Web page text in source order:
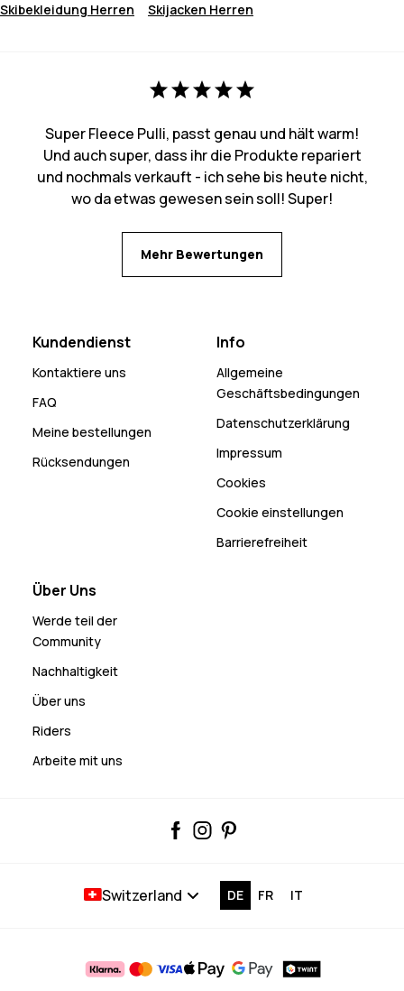
Skibekleidung Herren Skijacken Herren
Super Fleece Pulli, passt genau und hält warm!
Und auch super, dass ihr die Produkte repariert
und nochmals verkauft - ich sehe bis heute nicht,
wo da etwas gewesen sein soll! Super!
Mehr Bewertungen
Kundendienst
Kontaktiere uns
FAQ
Meine bestellungen
Rücksendungen
Info
Allgemeine
Geschäftsbedingungen
Datenschutzerklärung
Impressum
Cookies
Cookie einstellungen
Barrierefreiheit
Über Uns
Werde teil der
Community
Nachhaltigkeit
Über uns
Riders
Arbeite mit uns
DE FR IT
Switzerland